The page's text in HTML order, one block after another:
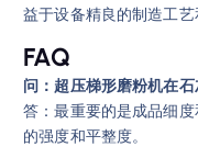
益于设备精良的制造工艺
FAQ
问：超压梯形磨粉机在
答：最重要的是成品细
的强度和平整度。